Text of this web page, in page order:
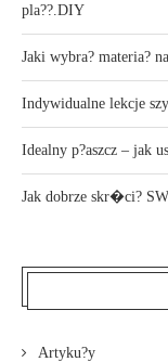
pla??.DIY
Jaki wybra? materia?
Indywidualne lekcje
Idealny p?aszcz – jak
Jak dobrze skr�ci?
Artyku?y